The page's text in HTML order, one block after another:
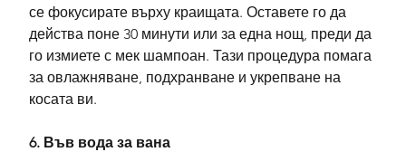
се фокусирате върху краищата. Оставете го да
действа поне 30 минути или за една нощ, преди да
го измиете с мек шампоан. Тази процедура помага
за овлажняване, подхранване и укрепване на
косата ви.
6. Във вода за вана